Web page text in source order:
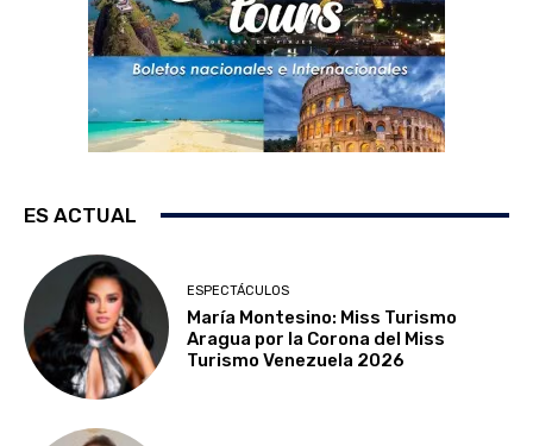
ES ACTUAL
ESPECTÁCULOS
María Montesino: Miss Turismo
Aragua por la Corona del Miss
Turismo Venezuela 2026